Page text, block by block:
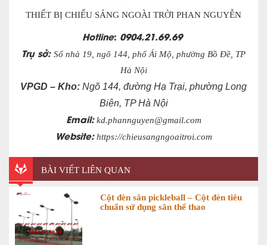
THIẾT BỊ CHIẾU SÁNG NGOÀI TRỜI PHAN NGUYỄN
Hotline: 0904.21.69.69
Trụ sở: Số nhà 19, ngõ 144, phố Ái Mộ, phường Bồ Đề, TP
Hà Nội
VPGD – Kho: Ngõ 144, đường Hạ Trại, phường Long
Biên, TP Hà Nội
Email:kd.phannguyen@gmail.com
Website:https://chieusangngoaitroi.com
BÀI VIẾT LIÊN QUAN
Cột đèn sân pickleball – Cột đèn tiêu
chuẩn sử dụng sân thể thao